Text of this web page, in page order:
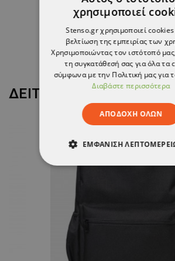
-10%
2,68 €
ΔΕΊΤΕ ΠΕΡΙΣΣΌΤΕΡΑ
χρησιμοποιεί
Stenso.gr χρησιμοποιεί cookies
βελτίωση της εμπειρίας των
Χρησιμοποιώντας τον ιστότοπό
τη συγκατάθεσή σας για όλα τα
σύμφωνα με την Πολιτική μας για
Διαβάστε περισσότερα
ΑΠΟΔΟΧΉ ΌΛΩΝ
ΕΜΦΆΝΙΣΗ